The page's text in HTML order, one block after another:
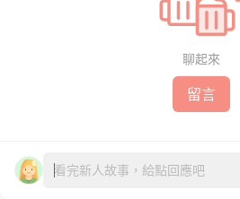
聊起來
留言
看完新人故事，給點回應吧